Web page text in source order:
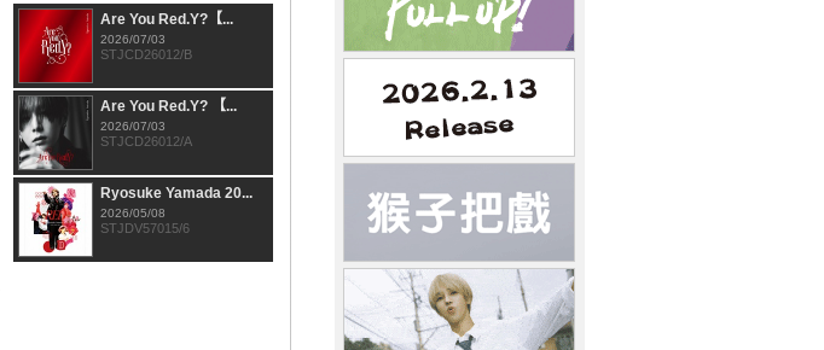
Are You Red.Y?【...
2026/07/03
STJCD26012/B
Are You Red.Y? 【...
2026/07/03
STJCD26012/A
Ryosuke Yamada 20...
2026/05/08
STJDV57015/6